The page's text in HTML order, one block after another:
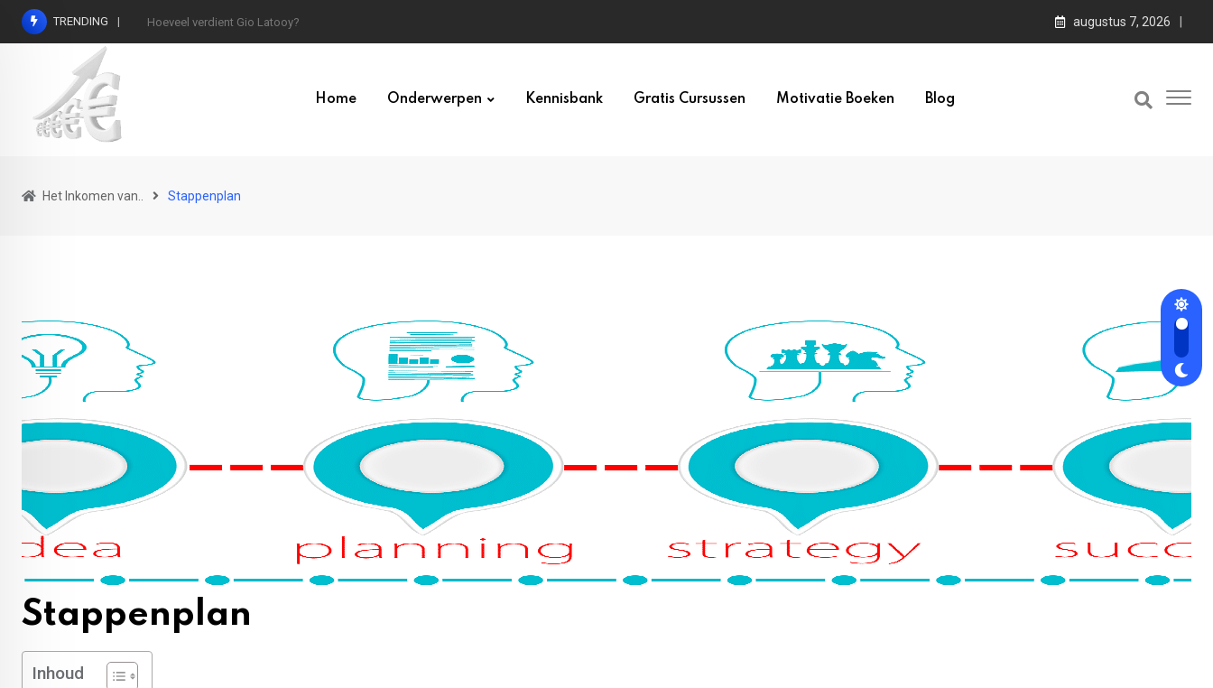
Skip
TRENDING Hoeveel verdient Max Verstappen? augustus 7, 2026
Home Onderwerpen Kennisbank Gratis Cursussen Motivatie Boeken Blog
Het Inkomen van.. Stappenplan
Stappenplan
Inhoud